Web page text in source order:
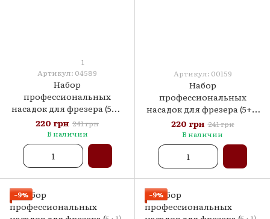
1
Артикул: 04589
Набор
профессиональных
насадок для фрезера (5+1)
- №6 без подставки
220 грн 241 грн
В наличии
Артикул: 00159
Набор
профессиональных
насадок для фрезера (5+1)
- №5 без подставки
220 грн 241 грн
В наличии
−9% −9%